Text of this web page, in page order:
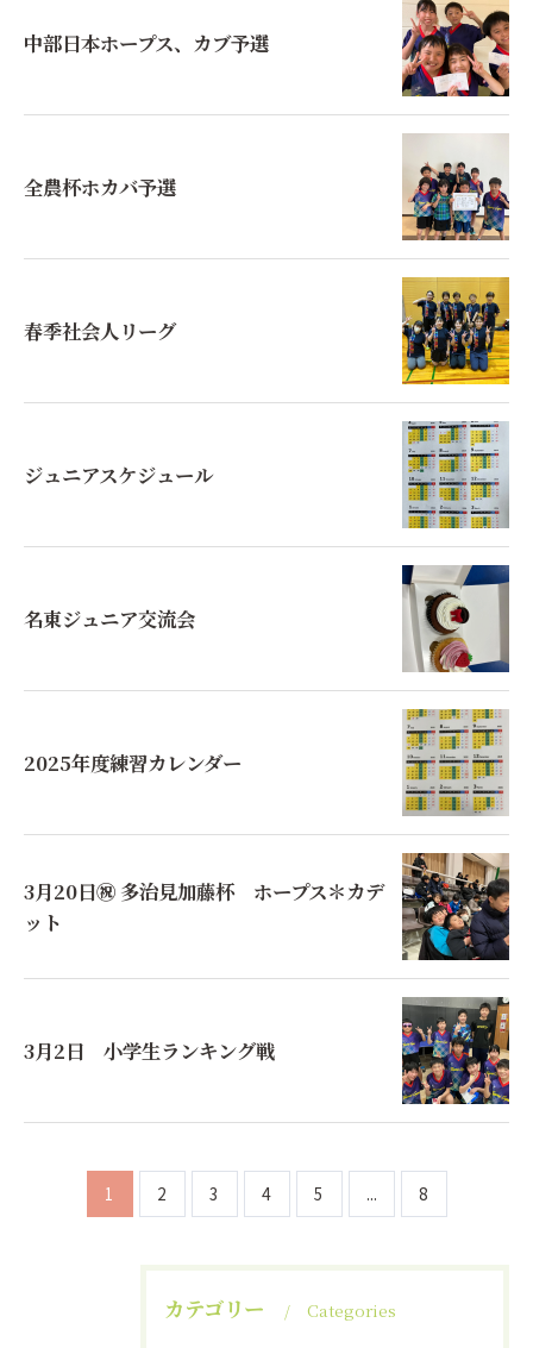
中部日本ホープス、カブ予選
全農杯ホカバ予選
春季社会人リーグ
ジュニアスケジュール
名東ジュニア交流会
2025年度練習カレンダー
3月20日㊗︎ 多治見加藤杯 ホープス＊カデ
ット
3月2日 小学生ランキング戦
1 2 3 4 5 ... 8
カテゴリー Categories